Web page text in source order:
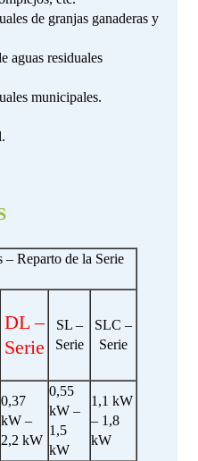
de granjas ganaderas y
aguas residuales
municipales.
– Reparto de la Serie
DL –
Serie
SL –
Serie
SLC –
Serie
0,37
kW –
2,2 kW
0,55
kW –
1,5
kW
1,1 kW
– 1,8
kW